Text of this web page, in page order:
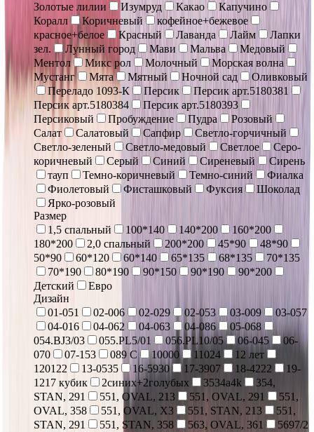
Золотые лилии
Изумруд Какао
Капучино
Коралл
Коричневый
кофейное+бежевое
красное+белое
Красный Лаванда Лайм
Лапки
зел.
Лунный город Мави Мальва
Медовый
Ментол
Микс рол Молочный
Морская волна
Мустанг
Мята Мятный Ночной сад
Оливковый
Переладо 1093-К
Персик
Персик арт.5180381
Персик арт.5180384
Персик арт.5180393
Персиковый
Пробуждение Пудра
Розовый
Салат
Салатовый Сапфир
Светло-горчичный
Светло-зеленый
Светло-медовый Светлое
Серо-
коричневый
Серый Синий Сиреневый
Сирень
тауп
Темно-коричневый Темно-синий
Фиалка
Фиолетовый
Фисташковый Фуксия
Шоколад
Ярко-розовый
Размер
1,5 спальный
100*140 140*200
160*200
180*200
2,0 спальный 200*200 45*90
48*90
50*90
60*120 60*140 65*135 68*135
70*135
70*190
80*190 90*150 90*190
90*200
Детский
Евро
Дизайн
01-051
02-006 02-029 02-053 03-009
03-057
04-016
04-062 04-063 04-086
05-068
054.BJ3/03
055.PL5/01 056.PL10/05 06-045
06-
070
07-153 089 С 10000 11024
12 лет
120122
13-0535 16-5930 17-3907 18-4222
19-
1217 кубик
2синих+2голубых 3534a4k
354,
STAN, 291
551, OVAL, 213 551, OVAL, 291
551,
OVAL, 358
551, OVAL, X3 551, STAN, 213
551,
STAN, 291
551, STAN, 358 563, OVAL, 361
5697/2